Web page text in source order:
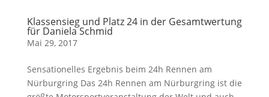
Klassensieg und Platz 24 in der Gesamtwertung
für Daniela Schmid
Mai 29, 2017
Sensationelles Ergebnis beim 24h Rennen am
Nürburgring Das 24h Rennen am Nürburgring ist die